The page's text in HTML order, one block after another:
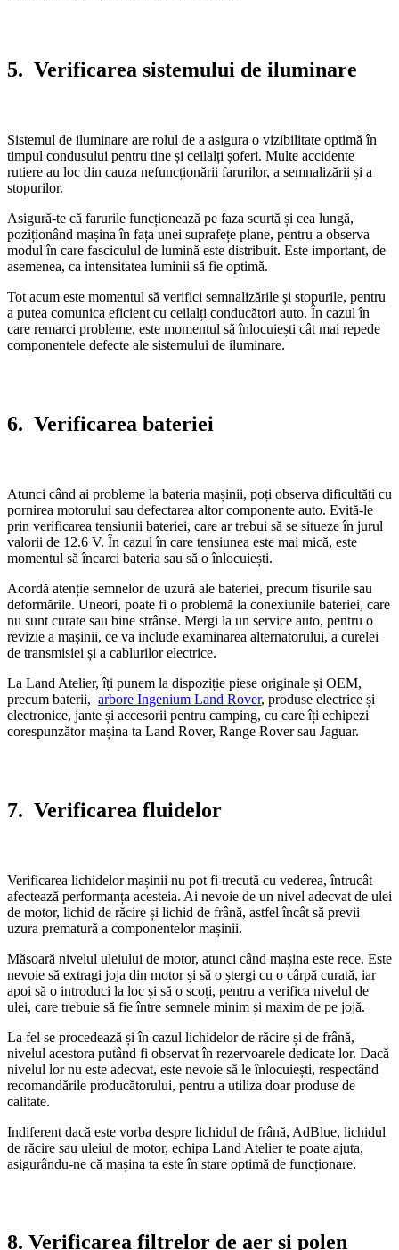
5. Verificarea sistemului de iluminare
Sistemul de iluminare are rolul de a asigura o vizibilitate optimă în
timpul condusului pentru tine și ceilalți șoferi. Multe accidente
rutiere au loc din cauza nefuncționării farurilor, a semnalizării și a
stopurilor.
Asigură-te că farurile funcționează pe faza scurtă și cea lungă,
poziționând mașina în fața unei suprafețe plane, pentru a observa
modul în care fasciculul de lumină este distribuit. Este important, de
asemenea, ca intensitatea luminii să fie optimă.
Tot acum este momentul să verifici semnalizările și stopurile, pentru
a putea comunica eficient cu ceilalți conducători auto. În cazul în
care remarci probleme, este momentul să înlocuiești cât mai repede
componentele defecte ale sistemului de iluminare.
6. Verificarea bateriei
Atunci când ai probleme la bateria mașinii, poți observa dificultăți cu
pornirea motorului sau defectarea altor componente auto. Evită-le
prin verificarea tensiunii bateriei, care ar trebui să se situeze în jurul
valorii de 12.6 V. În cazul în care tensiunea este mai mică, este
momentul să încarci bateria sau să o înlocuiești.
Acordă atenție semnelor de uzură ale bateriei, precum fisurile sau
deformările. Uneori, poate fi o problemă la conexiunile bateriei, care
nu sunt curate sau bine strânse. Mergi la un service auto, pentru o
revizie a mașinii, ce va include examinarea alternatorului, a curelei
de transmisiei și a cablurilor electrice.
La Land Atelier, îți punem la dispoziție piese originale și OEM,
precum baterii, arbore Ingenium Land Rover, produse electrice și
electronice, jante și accesorii pentru camping, cu care îți echipezi
corespunzător mașina ta Land Rover, Range Rover sau Jaguar.
7. Verificarea fluidelor
Verificarea lichidelor mașinii nu pot fi trecută cu vederea, întrucât
afectează performanța acesteia. Ai nevoie de un nivel adecvat de ulei
de motor, lichid de răcire și lichid de frână, astfel încât să previi
uzura prematură a componentelor mașinii.
Măsoară nivelul uleiului de motor, atunci când mașina este rece. Este
nevoie să extragi joja din motor și să o ștergi cu o cârpă curată, iar
apoi să o introduci la loc și să o scoți, pentru a verifica nivelul de
ulei, care trebuie să fie între semnele minim și maxim de pe jojă.
La fel se procedează și în cazul lichidelor de răcire și de frână,
nivelul acestora putând fi observat în rezervoarele dedicate lor. Dacă
nivelul lor nu este adecvat, este nevoie să le înlocuiești, respectând
recomandările producătorului, pentru a utiliza doar produse de
calitate.
Indiferent dacă este vorba despre lichidul de frână, AdBlue, lichidul
de răcire sau uleiul de motor, echipa Land Atelier te poate ajuta,
asigurându-ne că mașina ta este în stare optimă de funcționare.
8. Verificarea filtrelor de aer și polen